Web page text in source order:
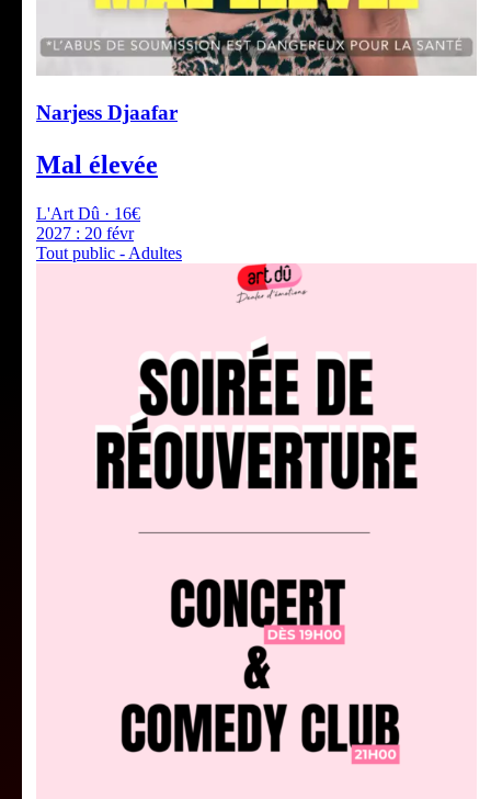
Narjess Djaafar
Mal élevée
L'Art Dû · 16€
2027 : 20 févr
Tout public - Adultes